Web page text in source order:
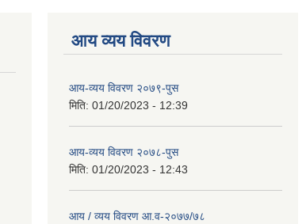
आय व्यय विवरण
आय-व्यय विवरण २०७९-पुस
मिति: 01/20/2023 - 12:39
आय-व्यय विवरण २०७८-पुस
मिति: 01/20/2023 - 12:43
आय / व्यय विवरण आ.व-२०७७/७८